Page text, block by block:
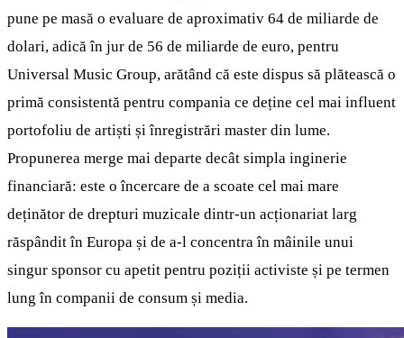
pune pe masă o evaluare de aproximativ 64 de miliarde de
dolari, adică în jur de 56 de miliarde de euro, pentru
Universal Music Group, arătând că este dispus să plătească o
primă consistentă pentru compania ce deține cel mai influent
portofoliu de artiști și înregistrări master din lume.
Propunerea merge mai departe decât simpla inginerie
financiară: este o încercare de a scoate cel mai mare
deținător de drepturi muzicale dintr‑un acționariat larg
răspândit în Europa și de a‑l concentra în mâinile unui
singur sponsor cu apetit pentru poziții activiste și pe termen
lung în companii de consum și media.